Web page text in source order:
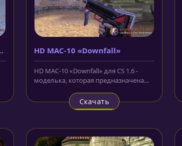
HD MAC-10 «Downfall»
HD MAC-10 «Downfall» для CS 1.6 -
моделька, которая предназначена
Маленький...
Скачать